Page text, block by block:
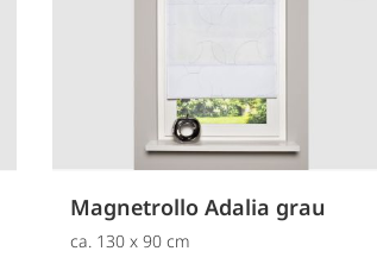
Magnetrollo Adalia grau
ca. 130 x 90 cm